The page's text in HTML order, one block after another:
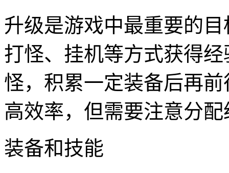
升级是游戏中最重要的
打怪、挂机等方式获得
怪，积累一定装备后再
高效率，但需要注意分
装备和技能